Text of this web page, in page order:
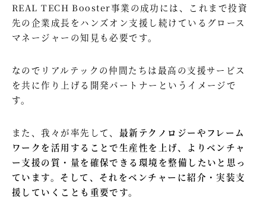
REAL TECH Booster事業の成功には、これまで投資
先の企業成長をハンズオン支援し続けているグロース
マネージャーの知見も必要です。
なのでリアルテックの仲間たちは最高の支援サービス
を共に作り上げる開発パートナーというイメージで
す。
また、我々が率先して、 最新テクノロジーやフレーム
ワークを活用することで生産性を上げ、よりベンチャ
ー支援の質・量を確保できる環境を整備したいと思っ
ています。そして、それをベンチャーに紹介・実装支
援していくことも重要です。